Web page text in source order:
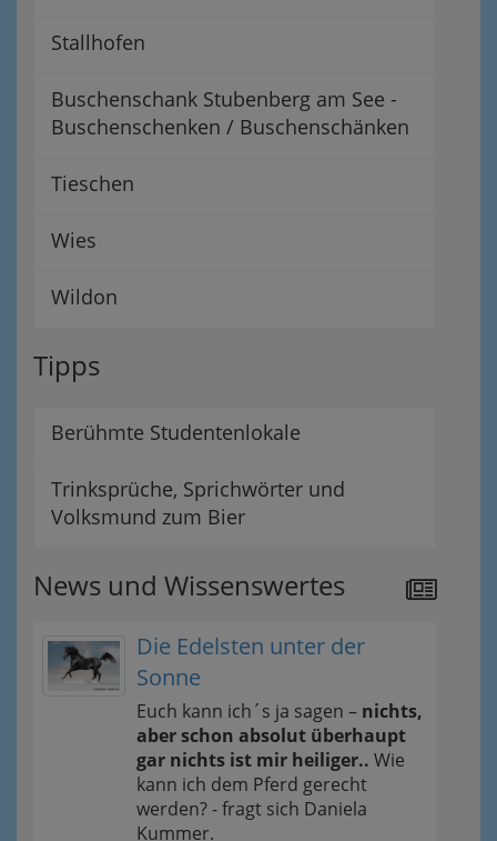
Stallhofen
Buschenschank Stubenberg am See -
Buschenschenken / Buschenschänken
Tieschen
Wies
Wildon
Tipps
Berühmte Studentenlokale
Trinksprüche, Sprichwörter und
Volksmund zum Bier
News und Wissenswertes
Die Edelsten unter der
Sonne
Euch kann ich´s ja sagen – nichts,
aber schon absolut überhaupt
gar nichts ist mir heiliger.. Wie
kann ich dem Pferd gerecht
werden? - fragt sich Daniela
Kummer.